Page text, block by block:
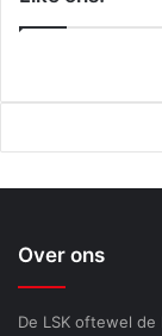
Over ons
De LSK oftewel